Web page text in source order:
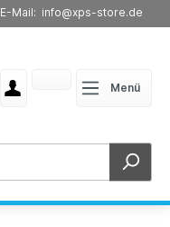
E-Mail: info@xps-store.de
Menü